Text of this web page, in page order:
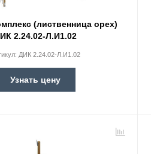
(лиственница орех)
2.24.02-Л.И1.02
ДИК 2.24.02-Л.И1.02
Узнать цену